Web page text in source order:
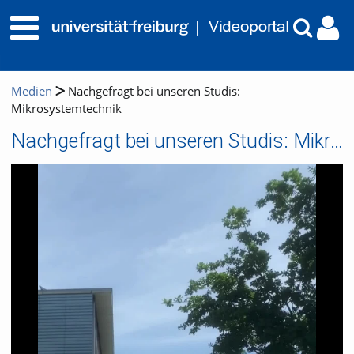
Medien
Nachgefragt bei unseren Studis:
Mikrosystemtechnik
Nachgefragt bei unseren Studis: Mikrosystemtechnik